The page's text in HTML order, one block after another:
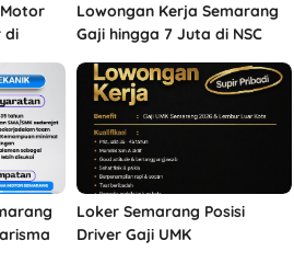
di
Lowongan Kerja Semarang
Gaji hingga 7 Juta di NSC
Loker Semarang Posisi
Driver Gaji UMK